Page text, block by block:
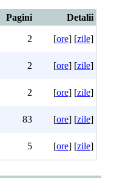
Pagini
Detalii
2 [ore] [zile]
2 [ore] [zile]
2 [ore] [zile]
83 [ore] [zile]
5 [ore] [zile]